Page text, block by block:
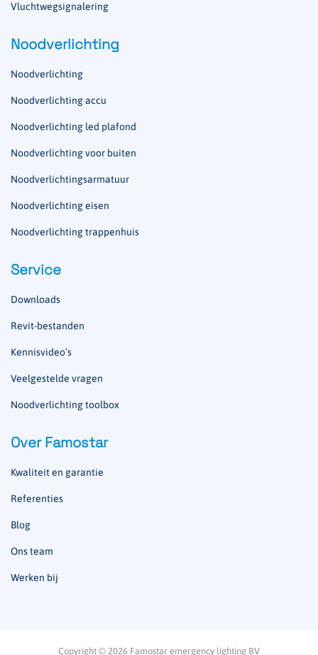
Vluchtwegsignalering
Noodverlichting
Noodverlichting
Noodverlichting accu
Noodverlichting led plafond
Noodverlichting voor buiten
Noodverlichtingsarmatuur
Noodverlichting eisen
Noodverlichting trappenhuis
Service
Downloads
Revit-bestanden
Kennisvideo’s
Veelgestelde vragen
Noodverlichting toolbox
Over Famostar
Kwaliteit en garantie
Referenties
Blog
Ons team
Werken bij
Copyright © 2026 Famostar emergency lighting BV